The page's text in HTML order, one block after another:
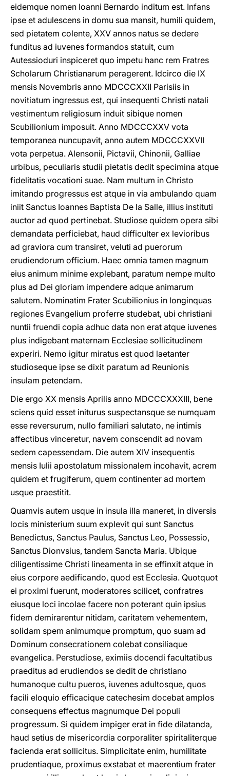
eidemque nomen Ioanni Bernardo inditum est. Infans
ipse et adulescens in domu sua mansit, humili quidem,
sed pietatem colente, XXV annos natus se dedere
funditus ad iuvenes formandos statuit, cum
Autessioduri inspiceret quo impetu hanc rem Fratres
Scholarum Christianarum peragerent. Idcirco die IX
mensis Novembris anno MDCCCXXII Parisiis in
novitiatum ingressus est, qui insequenti Christi natali
vestimentum religiosum induit sibique nomen
Scubilionium imposuit. Anno MDCCCXXV vota
temporanea nuncupavit, anno autem MDCCCXXVII
vota perpetua. Alensonii, Pictavii, Chinonii, Galliae
urbibus, peculiaris studii pietatis dedit specimina atque
fidelitatis vocationi suae. Nam multum in Christo
imitando progressus est atque in via ambulando quam
iniit Sanctus Ioannes Baptista De la Salle, illius instituti
auctor ad quod pertinebat. Studiose quidem opera sibi
demandata perficiebat, haud difficulter ex levioribus
ad graviora cum transiret, veluti ad puerorum
erudiendorum officium. Haec omnia tamen magnum
eius animum minime explebant, paratum nempe multo
plus ad Dei gloriam impendere adque animarum
salutem. Nominatim Frater Scubilionius in longinquas
regiones Evangelium proferre studebat, ubi christiani
nuntii fruendi copia adhuc data non erat atque iuvenes
plus indigebant maternam Ecclesiae sollicitudinem
experiri. Nemo igitur miratus est quod laetanter
studioseque ipse se dixit paratum ad Reunionis
insulam petendam.
Die ergo XX mensis Aprilis anno MDCCCXXXIII, bene
sciens quid esset initurus suspectansque se numquam
esse reversurum, nullo familiari salutato, ne intimis
affectibus vinceretur, navem conscendit ad novam
sedem capessendam. Die autem XIV insequentis
mensis Iulii apostolatum missionalem incohavit, acrem
quidem et frugiferum, quem continenter ad mortem
usque praestitit.
Quamvis autem usque in insula illa maneret, in diversis
locis ministerium suum explevit qui sunt Sanctus
Benedictus, Sanctus Paulus, Sanctus Leo, Possessio,
Sanctus Dionvsius, tandem Sancta Maria. Ubique
diligentissime Christi lineamenta in se effinxit atque in
eius corpore aedificando, quod est Ecclesia. Quotquot
ei proximi fuerunt, moderatores scilicet, confratres
eiusque loci incolae facere non poterant quin ipsius
fidem demirarentur nitidam, caritatem vehementem,
solidam spem animumque promptum, quo suam ad
Dominum consecrationem colebat consiliaque
evangelica. Perstudiose, eximiis docendi facultatibus
praeditus ad erudiendos se dedit de christiano
humanoque cultu pueros, iuvenes adultosque, quos
facili eloquio efficacique catechesim docebat amplos
consequens effectus magnumque Dei populi
progressum. Si quidem impiger erat in fide dilatanda,
haud setius de misericordia corporaliter spiritaliterque
facienda erat sollicitus. Simplicitate enim, humilitate
prudentiaque, proximus exstabat et maerentium frater